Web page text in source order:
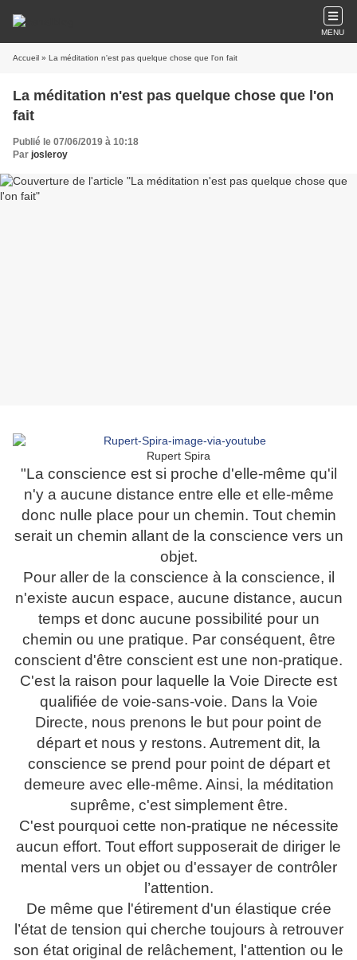
MENU
Accueil » La méditation n'est pas quelque chose que l'on fait
La méditation n'est pas quelque chose que l'on
fait
Publié le 07/06/2019 à 10:18
Par josleroy
Rupert Spira
"La conscience est si proche d'elle-même qu'il
n'y a aucune distance entre elle et elle-même
donc nulle place pour un chemin. Tout chemin
serait un chemin allant de la conscience vers un
objet.
Pour aller de la conscience à la conscience, il
n'existe aucun espace, aucune distance, aucun
temps et donc aucune possibilité pour un
chemin ou une pratique. Par conséquent, être
conscient d'être conscient est une non-pratique.
C'est la raison pour laquelle la Voie Directe est
qualifiée de voie-sans-voie. Dans la Voie
Directe, nous prenons le but pour point de
départ et nous y restons. Autrement dit, la
conscience se prend pour point de départ et
demeure avec elle-même. Ainsi, la méditation
suprême, c'est simplement être.
C'est pourquoi cette non-pratique ne nécessite
aucun effort. Tout effort supposerait de diriger le
mental vers un objet ou d'essayer de contrôler
l’attention.
De même que l'étirement d'un élastique crée
l’état de tension qui cherche toujours à retrouver
son état original de relâchement, l'attention ou le